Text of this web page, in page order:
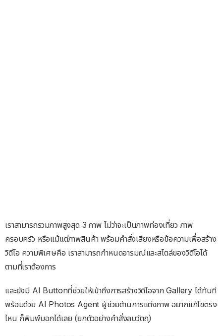
เราสามารถรวมภาพสูงสุด 3 ภาพ ไม่ว่าจะเป็นภาพท่องเที่ยว ภาพ
ครอบครัว หรือแม้แต่ภาพสินค้า พร้อมคำสั่งเสียงหรือข้อความเพื่อสร้าง
วิดีโอ ความพิเศษคือ เราสามารถกำหนดอารมณ์และสไตล์ของวิดีโอได้
ตามที่เราต้องการ
และยังมี AI Buttonที่ช่วยให้เข้าถึงการสร้างวิดีโอจาก Gallery ได้ทันที
พร้อมด้วย AI Photos Agent ผู้ช่วยด้านการแต่งภาพ อยากแก้ไขตรง
ไหน ก็พิมพ์บอกได้เลย (ยกตัวอย่างคำสั่งลบวัตถุ)